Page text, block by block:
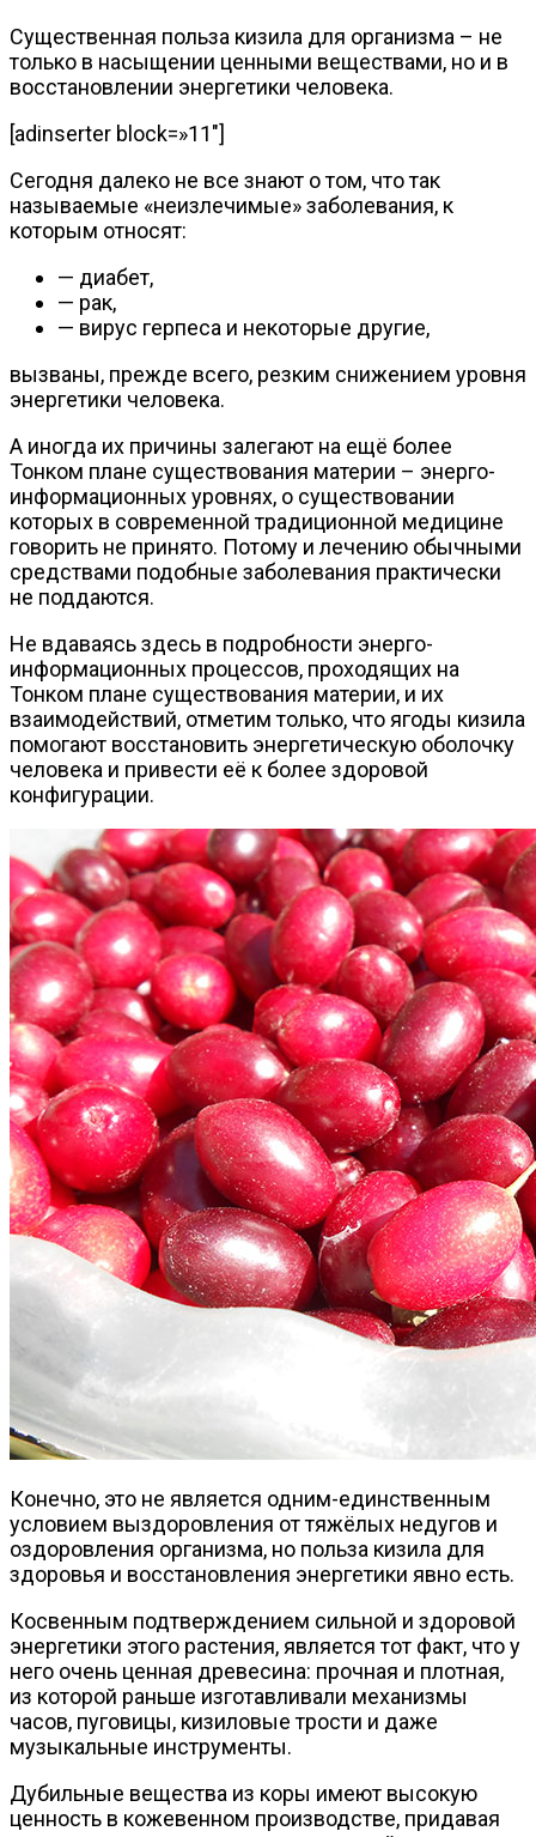
Существенная польза кизила для организма – не
только в насыщении ценными веществами, но и в
восстановлении энергетики человека.
[adinserter block=»11″]
Сегодня далеко не все знают о том, что так
называемые «неизлечимые» заболевания, к
которым относят:
— диабет,
— рак,
— вирус герпеса и некоторые другие,
вызваны, прежде всего, резким снижением уровня
энергетики человека.
А иногда их причины залегают на ещё более
Тонком плане существования материи – энерго-
информационных уровнях, о существовании
которых в современной традиционной медицине
говорить не принято. Потому и лечению обычными
средствами подобные заболевания практически
не поддаются.
Не вдаваясь здесь в подробности энерго-
информационных процессов, проходящих на
Тонком плане существования материи, и их
взаимодействий, отметим только, что ягоды кизила
помогают восстановить энергетическую оболочку
человека и привести её к более здоровой
конфигурации.
Конечно, это не является одним-единственным
условием выздоровления от тяжёлых недугов и
оздоровления организма, но польза кизила для
здоровья и восстановления энергетики явно есть.
Косвенным подтверждением сильной и здоровой
энергетики этого растения, является тот факт, что у
него очень ценная древесина: прочная и плотная,
из которой раньше изготавливали механизмы
часов, пуговицы, кизиловые трости и даже
музыкальные инструменты.
Дубильные вещества из коры имеют высокую
ценность в кожевенном производстве, придавая